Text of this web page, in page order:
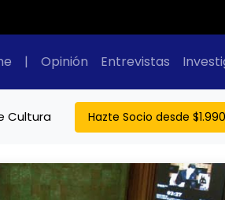
| Opinión Entrevistas
Cultura Hazte Socio desde